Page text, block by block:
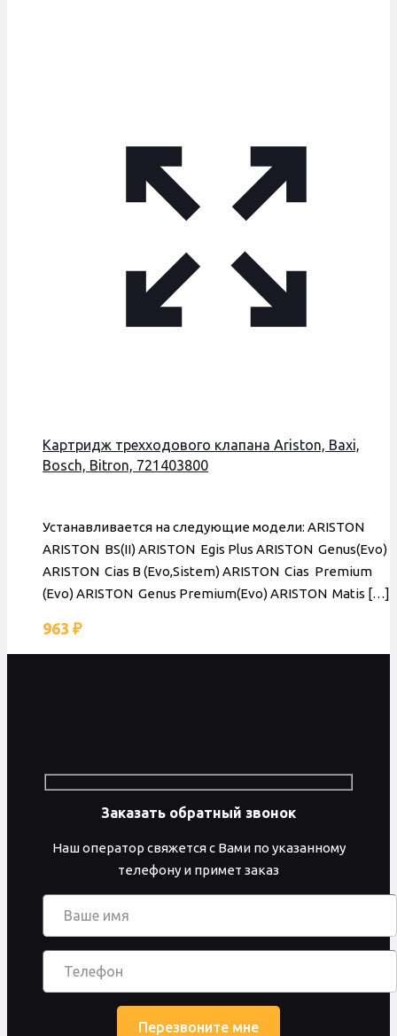
Картридж трехходового клапана Ariston, Baxi,
Bosch, Bitron, 721403800
Устанавливается на следующие модели: ARISTON
ARISTON BS(II) ARISTON Egis Plus ARISTON Genus(Evo)
ARISTON Cias B (Evo,Sistem) ARISTON Cias Premium
(Evo) ARISTON Genus Premium(Evo) ARISTON Matis […]
963 ₽
Заказать обратный звонок
Наш оператор свяжется с Вами по указанному
телефону и примет заказ